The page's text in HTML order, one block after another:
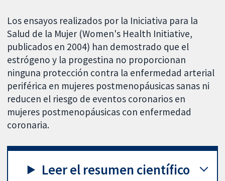
Los ensayos realizados por la Iniciativa para la
Salud de la Mujer (Women's Health Initiative,
publicados en 2004) han demostrado que el
estrógeno y la progestina no proporcionan
ninguna protección contra la enfermedad arterial
periférica en mujeres postmenopáusicas sanas ni
reducen el riesgo de eventos coronarios en
mujeres postmenopáusicas con enfermedad
coronaria.
Leer el resumen científico